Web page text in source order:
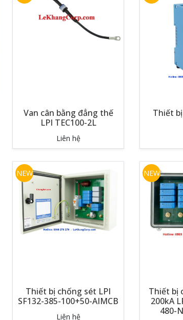
Van cân bằng đẳng thế
LPI TEC100-2L
Liên hệ
Thiết
NEW
Thiết bị chống sét LPI
SF132-385-100+50-AIMCB
Liên hệ
NEW
Thiết bị
200kA
480-